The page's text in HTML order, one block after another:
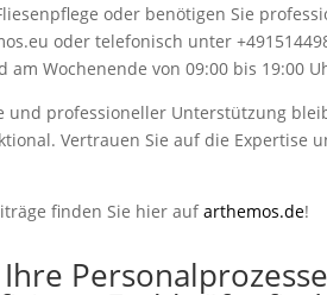
oder benötigen Sie
oder telefonisch unter
am Wochenende von 09:00 bis 19:00
und professioneller Unterstützung
Vertrauen Sie auf die Expertise
finden Sie hier aufarthemos.de!